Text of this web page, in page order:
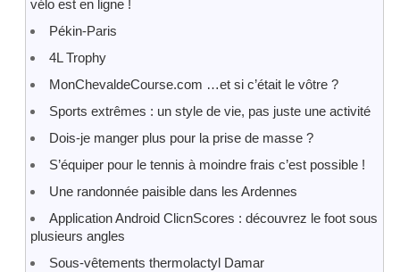
vélo est en ligne !
Pékin-Paris
4L Trophy
MonChevaldeCourse.com …et si c’était le vôtre ?
Sports extrêmes : un style de vie, pas juste une activité
Dois-je manger plus pour la prise de masse ?
S’équiper pour le tennis à moindre frais c’est possible !
Une randonnée paisible dans les Ardennes
Application Android ClicnScores : découvrez le foot sous
plusieurs angles
Sous-vêtements thermolactyl Damar